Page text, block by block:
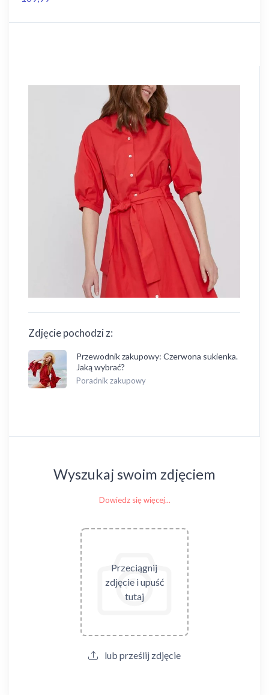
Zdjęcie pochodzi z:
Przewodnik zakupowy: Czerwona sukienka.
Jaką wybrać?
Poradnik zakupowy
Wyszukaj swoim zdjęciem
Dowiedz się więcej...
Przeciągnij
zdjęcie i upuść
tutaj
lub prześlij zdjęcie